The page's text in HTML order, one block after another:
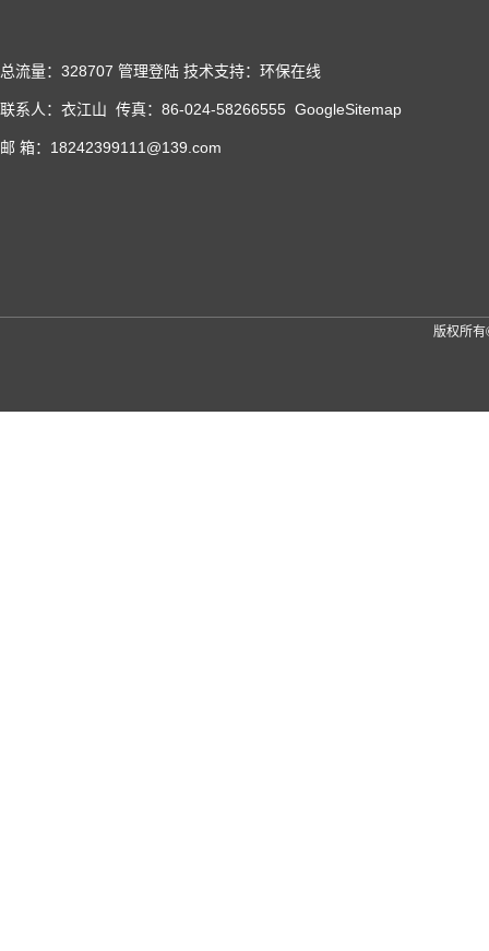
总流量：328707 管理登陆 技术支持： 环保在线
联系人：衣江山 传真：86-024-58266555 GoogleSitemap
邮 箱：18242399111@139.com
版权所